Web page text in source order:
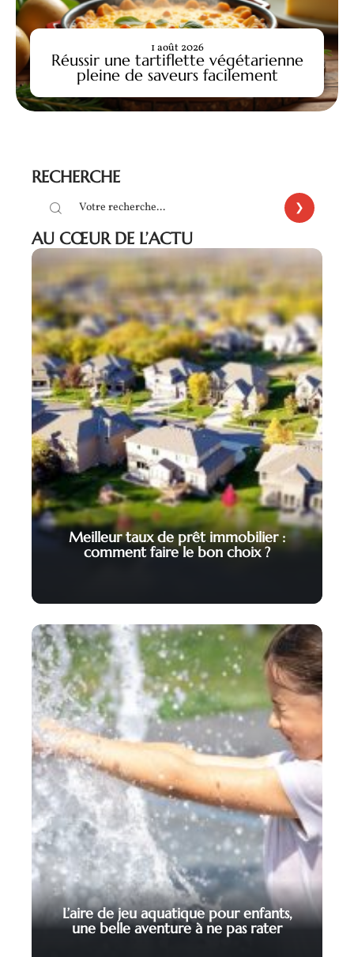
Réussir une tartiflette végétarienne
pleine de saveurs facilement
1 août 2026
RECHERCHE
AU CŒUR DE L’ACTU
Meilleur taux de prêt immobilier :
comment faire le bon choix ?
L’aire de jeu aquatique pour enfants,
une belle aventure à ne pas rater